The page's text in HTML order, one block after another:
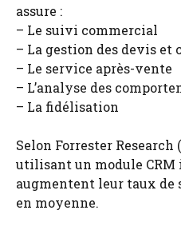
assure :
– Le suivi commercial
– La gestion des devis et
– Le service après-vente
– L’analyse des
– La fidélisation
Selon Forrester Research
utilisant un module CRM
augmentent leur taux de
en moyenne.